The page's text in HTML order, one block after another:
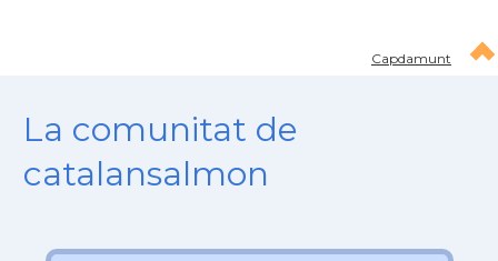
Capdamunt
La comunitat de
catalansalmon